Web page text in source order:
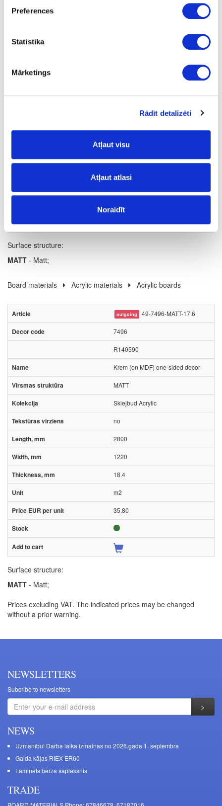
Preferences
Statistika
Mārketings
Rādīt detalizēti
Atļaut visu
Atļaut atlasi
Noraidīt
Board materials
Laser Edge ABS edge
Krem Matt
23
1.2
Surface structure:
MATT - Matt;
Board materials Acrylic materials Acrylic boards
outgoing 49-7496-MATT-17.6
7496
R140590
Krem (on MDF) one-sided decor
MATT
Sklejbud Acrylic
no
2800
1220
18.4
m2
35.80
Surface structure:
MATT - Matt;
Prices excluding VAT. The indicated prices may be changed
without a prior warning.
NEWSLETTERS
Subcribe to newsletters
NEWS
Uzmanību! Darba laika izmaiņas no 2026.gada 1. septembra
Galda kājas RIEX ER60
Laminēts bērza saplāksnis
TRADE